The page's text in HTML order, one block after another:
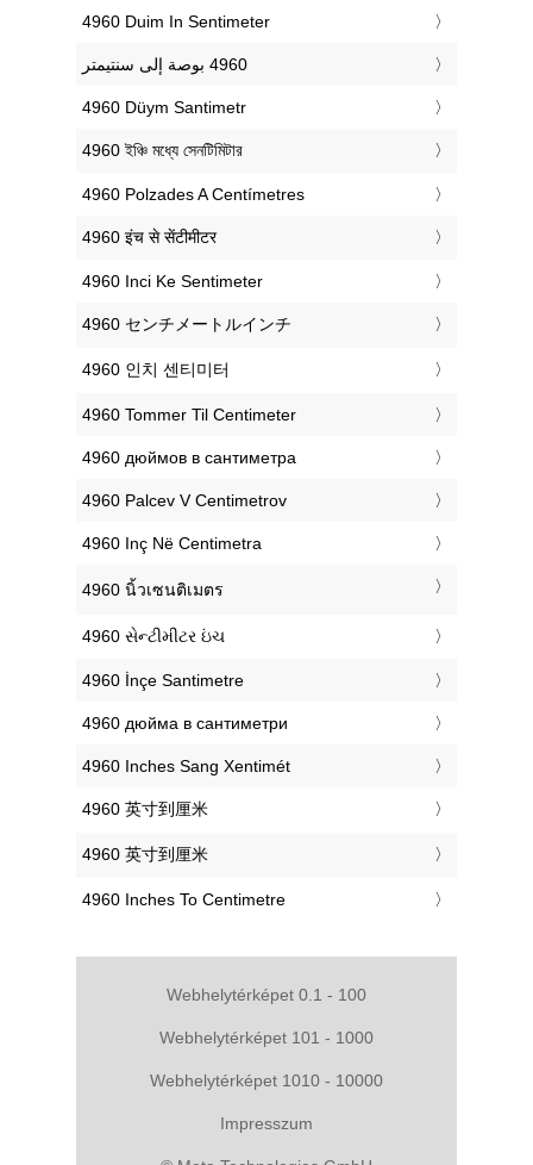
‎4960 Duim In Sentimeter
‎4960 Düym Santimetr
‎4960 ইঞ্চি মধ্যে সেনটিমিটার
‎4960 Polzades A Centímetres
‎4960 इंच से सेंटीमीटर
‎4960 Inci Ke Sentimeter
‎4960 センチメートルインチ
‎4960 인치 센티미터
‎4960 Tommer Til Centimeter
‎4960 дюймов в сантиметра
‎4960 Palcev V Centimetrov
‎4960 Inç Në Centimetra
‎4960 นิ้วเซนติเมตร
‎4960 સેન્ટીમીટર ઇંચ
‎4960 İnçe Santimetre
‎4960 дюйма в сантиметри
‎4960 Inches Sang Xentimét
‎4960 英寸到厘米
‎4960 英寸到厘米
‎4960 Inches To Centimetre
Webhelytérképet 0.1 - 100
Webhelytérképet 101 - 1000
Webhelytérképet 1010 - 10000
Impresszum